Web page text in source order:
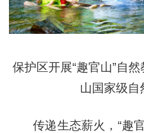
保护区开展“趣官山”自
山国家级自
传递生态薪火，“趣官